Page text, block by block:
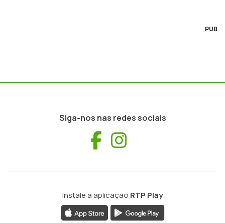
PUB
Siga-nos nas redes sociais
Facebook
Instale a aplicação RTP Play